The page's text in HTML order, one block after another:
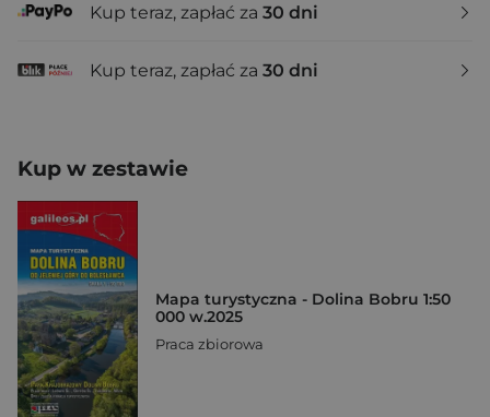
Kup teraz, zapłać za 30 dni
Kup teraz, zapłać za 30 dni
Kup w zestawie
Mapa turystyczna - Dolina Bobru 1:50
000 w.2025
Praca zbiorowa